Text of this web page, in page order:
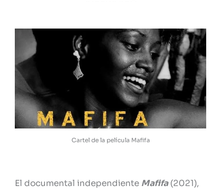
Cartel de la película Mafifa
El documental independiente Mafifa(2021),